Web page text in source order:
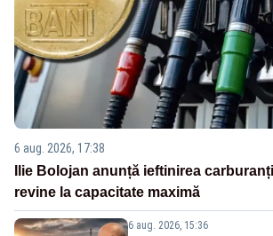
6 aug. 2026, 17:38
Ilie Bolojan anunță ieftinirea
revine la capacitate maximă
6 aug. 2026, 15:36